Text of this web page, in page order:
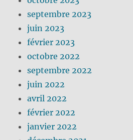
septembre 2023
juin 2023
février 2023
octobre 2022
septembre 2022
juin 2022
avril 2022
février 2022
janvier 2022